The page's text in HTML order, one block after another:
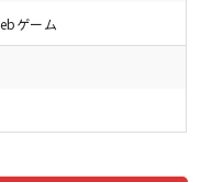
ゲーム